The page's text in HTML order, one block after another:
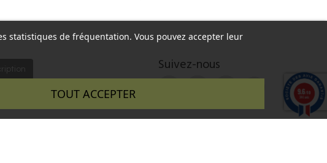
statistiques de fréquentation. Vous pouvez accepter leur
TOUT ACCEPTER
Suivez-nous
9.6 /10
346 avis